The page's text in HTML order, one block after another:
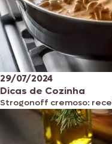
29/07/2024
Dicas de Cozinha
Strogonoff cremoso: